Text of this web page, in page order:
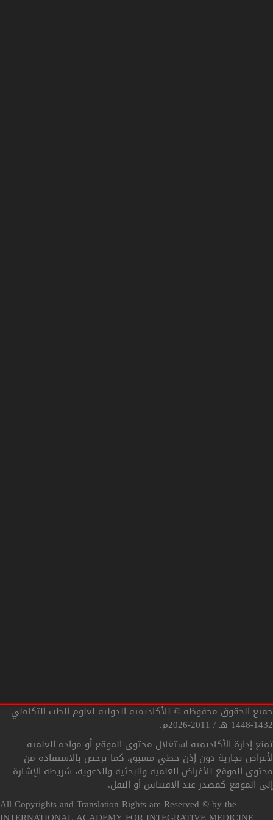
التحقق من صحة الشهادة
جميع الحقوق محفوظة © للأكاديمية الدولية لعلوم الطب التكاملي
1432-1448 هـ / 2011-2026م.
تمنع إدارة الأكاديمية استغلال محتوى الموقع أو مواده العلمية
لأغراض تجارية دون إذن خطي مسبق، كما ترخص بالاستفادة من
محتوى الموقع للأغراض العلمية والبحثية والدعوية، شريطة الإشارة
إلى الموقع كمصدر عند الاقتباس أو النقل.
All Copyrights and Translation Rights are Reserved © by the